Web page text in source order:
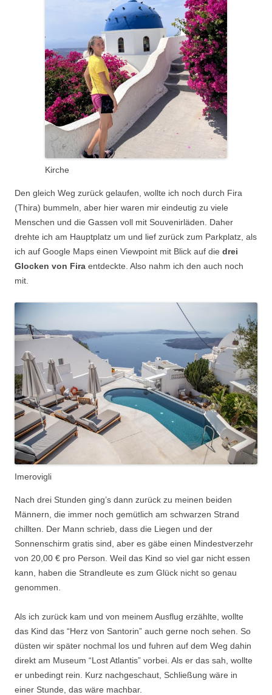
Kirche
Den gleich Weg zurück gelaufen, wollte ich noch durch Fira
(Thira) bummeln, aber hier waren mir eindeutig zu viele
Menschen und die Gassen voll mit Souvenirläden. Daher
drehte ich am Hauptplatz um und lief zurück zum Parkplatz, als
ich auf Google Maps einen Viewpoint mit Blick auf die drei
Glocken von Fira entdeckte. Also nahm ich den auch noch
mit.
Imerovigli
Nach drei Stunden ging’s dann zurück zu meinen beiden
Männern, die immer noch gemütlich am schwarzen Strand
chillten. Der Mann schrieb, dass die Liegen und der
Sonnenschirm gratis sind, aber es gäbe einen Mindestverzehr
von 20,00 € pro Person. Weil das Kind so viel gar nicht essen
kann, haben die Strandleute es zum Glück nicht so genau
genommen.
Als ich zurück kam und von meinem Ausflug erzählte, wollte
das Kind das “Herz von Santorin” auch gerne noch sehen. So
düsten wir später nochmal los und fuhren auf dem Weg dahin
direkt am Museum “Lost Atlantis” vorbei. Als er das sah, wollte
er unbedingt rein. Kurz nachgeschaut, Schließung wäre in
einer Stunde, das wäre machbar.